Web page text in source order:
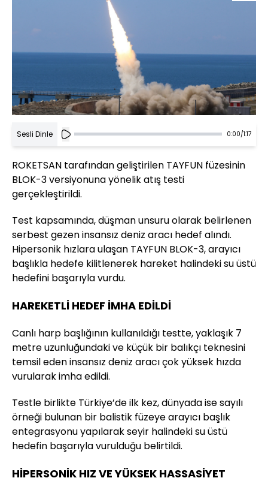
Sesli Dinle 0:00/1:17
ROKETSAN tarafından geliştirilen TAYFUN füzesinin
BLOK-3 versiyonuna yönelik atış testi
gerçekleştirildi.
Test kapsamında, düşman unsuru olarak belirlenen
serbest gezen insansız deniz aracı hedef alındı.
Hipersonik hızlara ulaşan TAYFUN BLOK-3, arayıcı
başlıkla hedefe kilitlenerek hareket halindeki su üstü
hedefini başarıyla vurdu.
HAREKETLİ HEDEF İMHA EDİLDİ
Canlı harp başlığının kullanıldığı testte, yaklaşık 7
metre uzunluğundaki ve küçük bir balıkçı teknesini
temsil eden insansız deniz aracı çok yüksek hızda
vurularak imha edildi.
Testle birlikte Türkiye’de ilk kez, dünyada ise sayılı
örneği bulunan bir balistik füzeye arayıcı başlık
entegrasyonu yapılarak seyir halindeki su üstü
hedefin başarıyla vurulduğu belirtildi.
HİPERSONİK HIZ VE YÜKSEK HASSASİYET